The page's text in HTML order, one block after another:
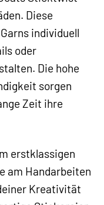
Diese
individuell
oder
Die hohe
sorgen
Zeit ihre
erstklassigen
am Handarbeiten
Kreativität